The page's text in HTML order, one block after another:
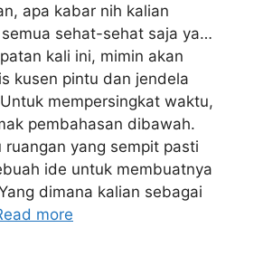
apa kabar nih kalian
sehat-sehat saja ya…
kali ini, mimin akan
kusen pintu dan jendela
mempersingkat waktu,
pembahasan dibawah.
ruangan yang sempit pasti
ide untuk membuatnya
dimana kalian sebagai
more